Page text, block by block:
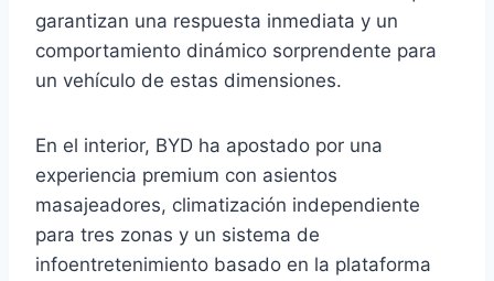
garantizan una respuesta inmediata y un
comportamiento dinámico sorprendente para
un vehículo de estas dimensiones.
En el interior, BYD ha apostado por una
experiencia premium con asientos
masajeadores, climatización independiente
para tres zonas y un sistema de
infoentretenimiento basado en la plataforma